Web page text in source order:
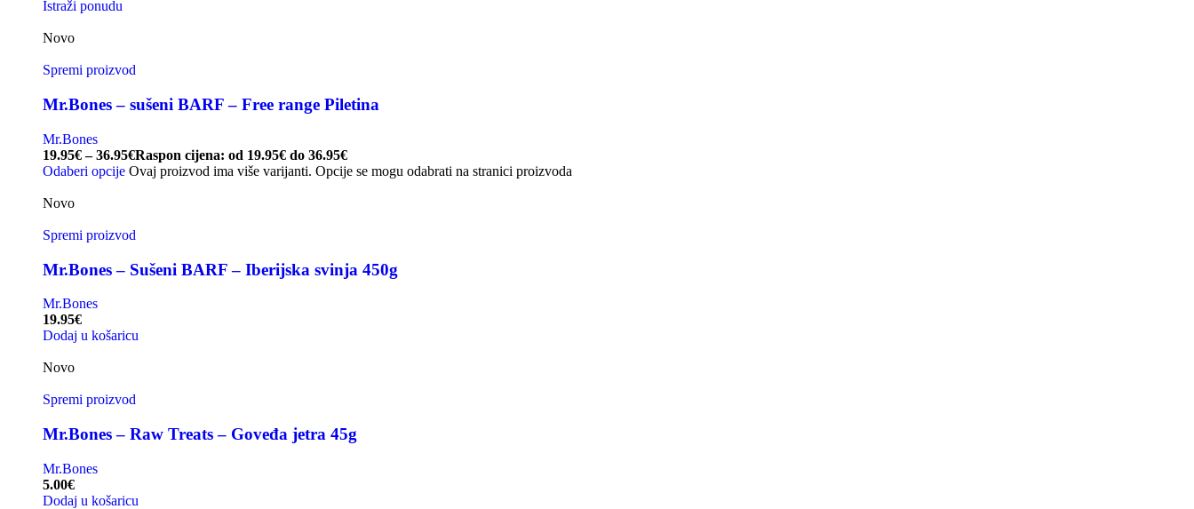
Istraži ponudu
Novo
Spremi proizvod
Mr.Bones – sušeni BARF – Free range Piletina
Mr.Bones
19.95€ – 36.95€Raspon cijena: od 19.95€ do 36.95€
Odaberi opcije Ovaj proizvod ima više varijanti. Opcije se mogu odabrati na stranici proizvoda
Novo
Spremi proizvod
Mr.Bones – Sušeni BARF – Iberijska svinja 450g
Mr.Bones
19.95€
Dodaj u košaricu
Novo
Spremi proizvod
Mr.Bones – Raw Treats – Goveđa jetra 45g
Mr.Bones
5.00€
Dodaj u košaricu